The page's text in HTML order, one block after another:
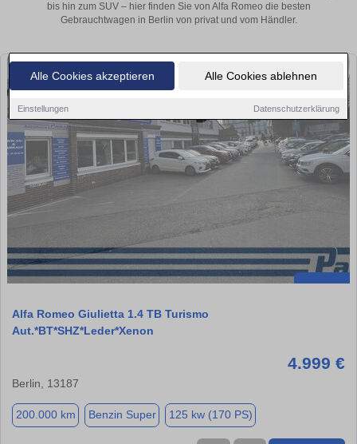
Alle Cookies akzeptieren Alle Cookies ablehnen
Einstellungen Datenschutzerklärung
bis hin zum SUV – hier finden Sie von Alfa Romeo die besten
Gebrauchtwagen in Berlin von privat und vom Händler.
Alfa Romeo Giulietta 1.4 TB Turismo
Aut.*BT*SHZ*Leder*Xenon
4.999 €
Berlin, 13187
200.000 km Benzin Super 125 kw (170 PS)